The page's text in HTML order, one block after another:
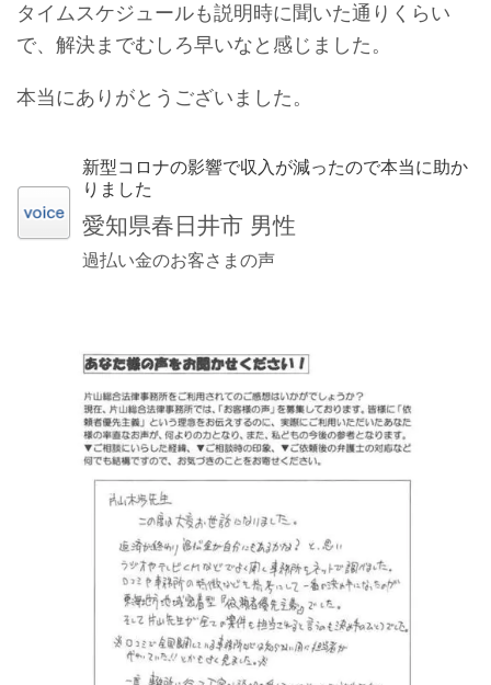
タイムスケジュールも説明時に聞いた通りくらい
で、解決までむしろ早いなと感じました。
本当にありがとうございました。
新型コロナの影響で収入が減ったので本当に助か
りました
愛知県春日井市 男性
過払い金のお客さまの声